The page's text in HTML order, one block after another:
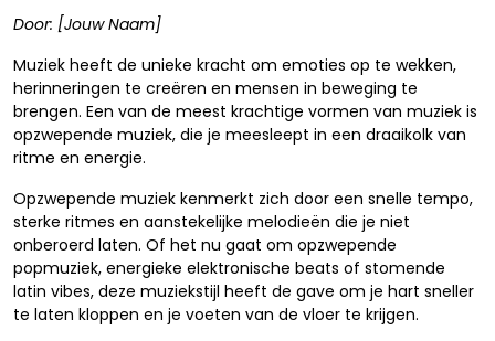
Door: [Jouw Naam]
Muziek heeft de unieke kracht om emoties op te wekken,
herinneringen te creëren en mensen in beweging te
brengen. Een van de meest krachtige vormen van muziek is
opzwepende muziek, die je meesleept in een draaikolk van
ritme en energie.
Opzwepende muziek kenmerkt zich door een snelle tempo,
sterke ritmes en aanstekelijke melodieën die je niet
onberoerd laten. Of het nu gaat om opzwepende
popmuziek, energieke elektronische beats of stomende
latin vibes, deze muziekstijl heeft de gave om je hart sneller
te laten kloppen en je voeten van de vloer te krijgen.